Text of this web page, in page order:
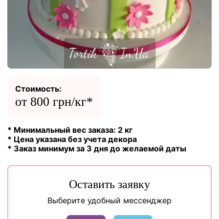
Стоимость:
от 800 грн/кг*
* Минимальный вес заказа: 2 кг
* Цена указана без учета декора
* Заказ минимум за 3 дня до желаемой даты
Оставить заявку
Выберите удобный мессенджер